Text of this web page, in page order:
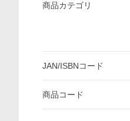
商品カテゴリ
JAN/ISBNコード
商品コード